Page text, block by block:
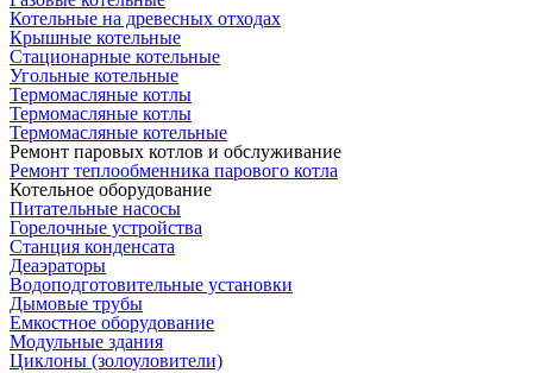
Котельные на древесных отходах
Крышные котельные
Стационарные котельные
Угольные котельные
Термомасляные котлы
Термомасляные котлы
Термомасляные котельные
Ремонт паровых котлов и обслуживание
Ремонт теплообменника парового котла
Котельное оборудование
Питательные насосы
Горелочные устройства
Станция конденсата
Деаэраторы
Водоподготовительные установки
Дымовые трубы
Емкостное оборудование
Mодульные здания
Циклоны (золоуловители)